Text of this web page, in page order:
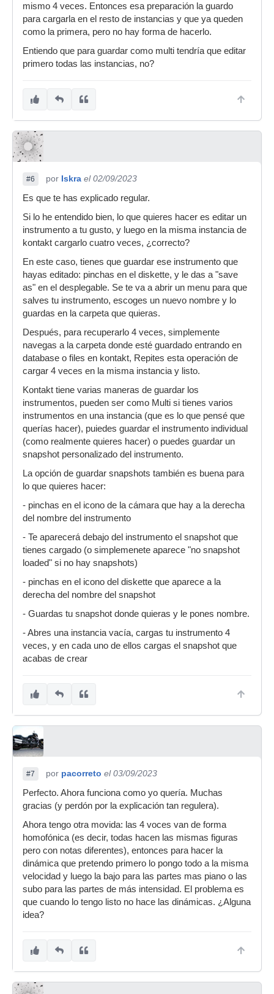
mismo 4 veces. Entonces esa preparación la guardo
para cargarla en el resto de instancias y que ya queden
como la primera, pero no hay forma de hacerlo.
Entiendo que para guardar como multi tendría que editar
primero todas las instancias, no?
#6 por Iskra el 02/09/2023
Es que te has explicado regular.
Si lo he entendido bien, lo que quieres hacer es editar un
instrumento a tu gusto, y luego en la misma instancia de
kontakt cargarlo cuatro veces, ¿correcto?
En este caso, tienes que guardar ese instrumento que
hayas editado: pinchas en el diskette, y le das a "save
as" en el desplegable. Se te va a abrir un menu para que
salves tu instrumento, escoges un nuevo nombre y lo
guardas en la carpeta que quieras.
Después, para recuperarlo 4 veces, simplemente
navegas a la carpeta donde esté guardado entrando en
database o files en kontakt, Repites esta operación de
cargar 4 veces en la misma instancia y listo.
Kontakt tiene varias maneras de guardar los
instrumentos, pueden ser como Multi si tienes varios
instrumentos en una instancia (que es lo que pensé que
querías hacer), puiedes guardar el instrumento individual
(como realmente quieres hacer) o puedes guardar un
snapshot personalizado del instrumento.
La opción de guardar snapshots también es buena para
lo que quieres hacer:
- pinchas en el icono de la cámara que hay a la derecha
del nombre del instrumento
- Te aparecerá debajo del instrumento el snapshot que
tienes cargado (o simplemenete aparece "no snapshot
loaded" si no hay snapshots)
- pinchas en el icono del diskette que aparece a la
derecha del nombre del snapshot
- Guardas tu snapshot donde quieras y le pones nombre.
- Abres una instancia vacía, cargas tu instrumento 4
veces, y en cada uno de ellos cargas el snapshot que
acabas de crear
#7 por pacorreto el 03/09/2023
Perfecto. Ahora funciona como yo quería. Muchas
gracias (y perdón por la explicación tan regulera).
Ahora tengo otra movida: las 4 voces van de forma
homofónica (es decir, todas hacen las mismas figuras
pero con notas diferentes), entonces para hacer la
dinámica que pretendo primero lo pongo todo a la misma
velocidad y luego la bajo para las partes mas piano o las
subo para las partes de más intensidad. El problema es
que cuando lo tengo listo no hace las dinámicas. ¿Alguna
idea?